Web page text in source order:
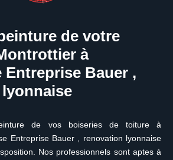
de votre
à
Entreprise Bauer ,
de vos boiseries de toiture à
Entreprise Bauer , renovation lyonnaise
Nos professionnels sont aptes à